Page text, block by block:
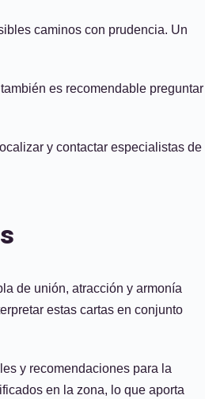
caminos con prudencia. Un
es recomendable preguntar
y contactar especialistas de
de unión, atracción y armonía
estas cartas en conjunto
y recomendaciones para la
en la zona, lo que aporta